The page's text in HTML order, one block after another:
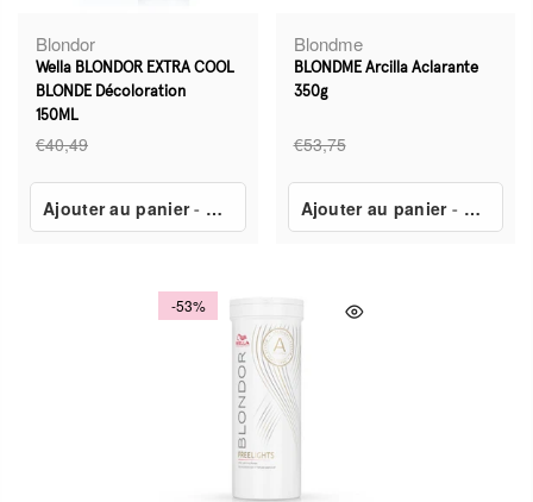
Blondor
Wella BLONDOR EXTRA COOL
BLONDE Décoloration
150ML
€40,49
Ajouter au panier- €17,49
Blondme
BLONDME Arcilla Aclarante
350g
€53,75
Ajouter au panier- €24,50
-53%